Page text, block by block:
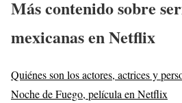
Máscontenido sobre
mexicanas en Netflix
Quiénes son los actores, actrices y
Noche de Fuego, película en Netflix